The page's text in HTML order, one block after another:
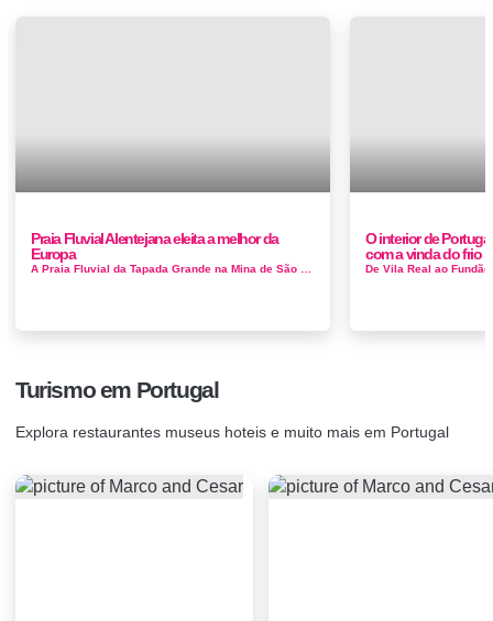
Praia Fluvial Alentejana eleita a melhor da
Europa
O interior de
com a vinda do frio
Turismo em Portugal
Explora restaurantes museus hoteis e muito mais em Portugal